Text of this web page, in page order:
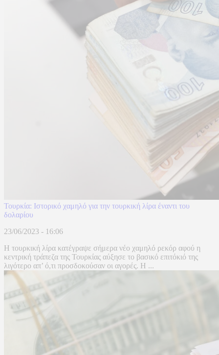
Τουρκία: Ιστορικό χαμηλό για την τουρκική λίρα έναντι του
δολαρίου
23/06/2023 - 16:06
Η τουρκική λίρα κατέγραψε σήμερα νέο χαμηλό ρεκόρ αφού η
κεντρική τράπεζα της Τουρκίας αύξησε το βασικό επιτόκιό της
λιγότερο απ’ ό,τι προσδοκούσαν οι αγορές. Η ...